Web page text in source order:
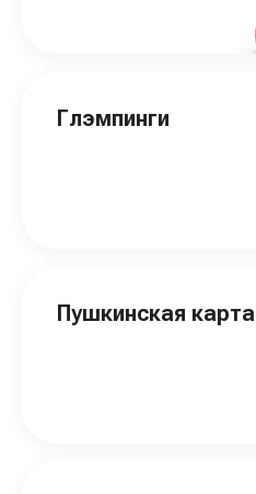
Глэмпинги
Пушкинская карта